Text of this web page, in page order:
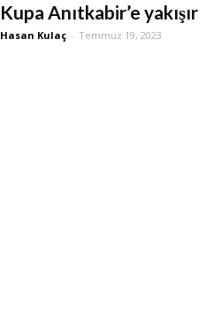
Kupa Anıtkabir’e yakışır
Hasan Kulaç - Temmuz 19, 2023